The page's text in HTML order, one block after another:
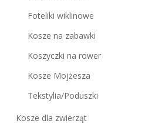
Foteliki wiklinowe
Kosze na zabawki
Koszyczki na rower
Kosze Mojżesza
Tekstylia/Poduszki
Kosze dla zwierząt